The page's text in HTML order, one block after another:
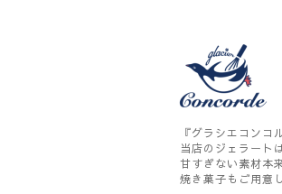
『グラシエコンコ
当店のジェラート
甘すぎない素材本
焼き菓子もご用意